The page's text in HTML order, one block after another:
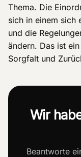
Thema. Die
sich in einem sich
und die
ändern. Das ist
Sorgfalt und
Wir
Beantworte